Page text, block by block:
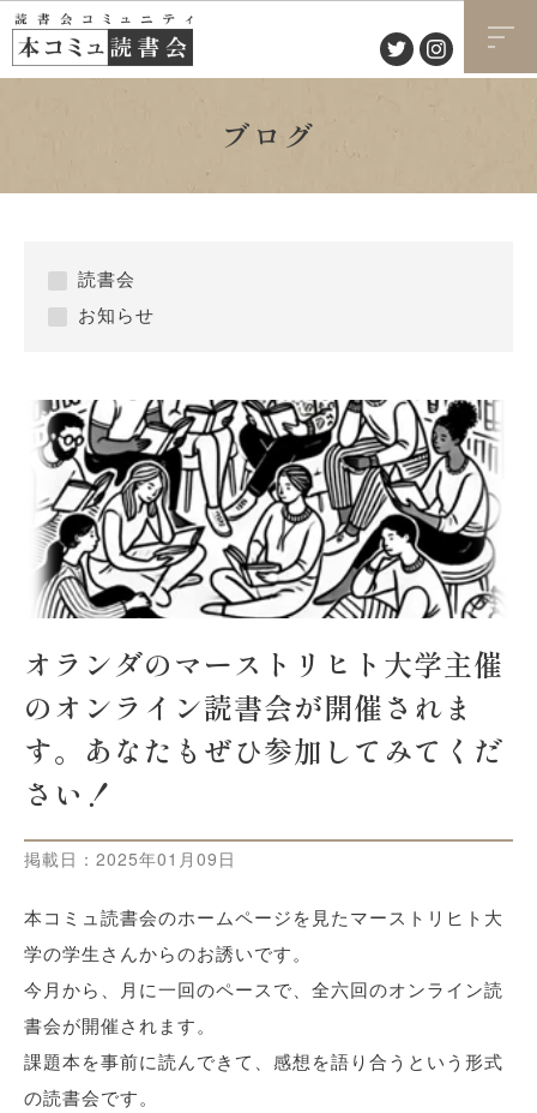
ブログ
オランダのマーストリヒト大学主催
のオンライン読書会が開催されま
す。あなたもぜひ参加してみてくだ
さい！
掲載日： 2025年01月09日
本コミュ読書会のホームページを見たマーストリヒト大
学の学生さんからのお誘いです。
今月から、月に一回のペースで、全六回のオンライン読
書会が開催されます。
課題本を事前に読んできて、感想を語り合うという形式
の読書会です。
読書会
お知らせ